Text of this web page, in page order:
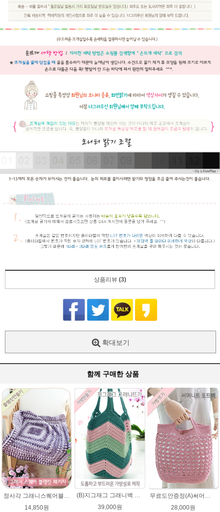
상품리뷰 (3)
확대보기
함께 구매한 상품
14,850원
39,000원
무료도안증정(A)써머니트 토트백 패키지 (종이도안+ ★다올한지 4타래)/코바늘가방/여름니트백 니트백 여름가방
28,000원